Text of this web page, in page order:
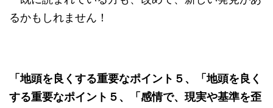
るかもしれません！
「地頭を良くする重要なポイント５、「地頭を良く
する重要なポイント５、「感情で、現実や基準を歪